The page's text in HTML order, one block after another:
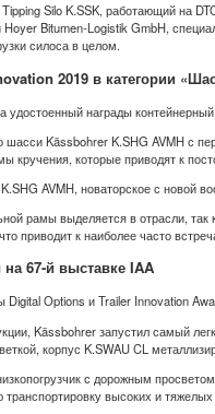
Silo K.SSK, работающий на
Bitumen-Logistik GmbH,
силоса в целом.
2019 в категории
награды
шасси Kässbohrer K.SHG AVMH
кручения, которые приводят к
AVMH, новаторское с новой
рамы выделяется в отрасли,
приводит к наиболее часто
67-й выставке IAA
Options и Trailer Innovation
Kässbohrer запустил самый
корпус K.SWAU CL
с дорожным
высоких и